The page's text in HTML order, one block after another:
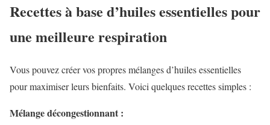
Recettes à base d’huiles essentielles pour
une meilleure respiration
Vous pouvez créer vos propres mélanges d’huiles essentielles
pour maximiser leurs bienfaits. Voici quelques recettes simples :
Mélange décongestionnant :